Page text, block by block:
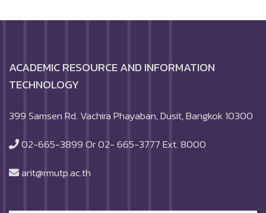
ACADEMIC RESOURCE AND INFORMATION
TECHNOLOGY
399 Samsen Rd. Vachira Phayaban, Dusit, Bangkok 10300
02-665-3899 Or 02- 665-3777 Ext. 8000
arit@rmutp.ac.th